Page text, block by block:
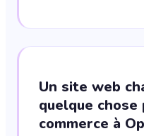
Un site web
quelque chose
commerce à